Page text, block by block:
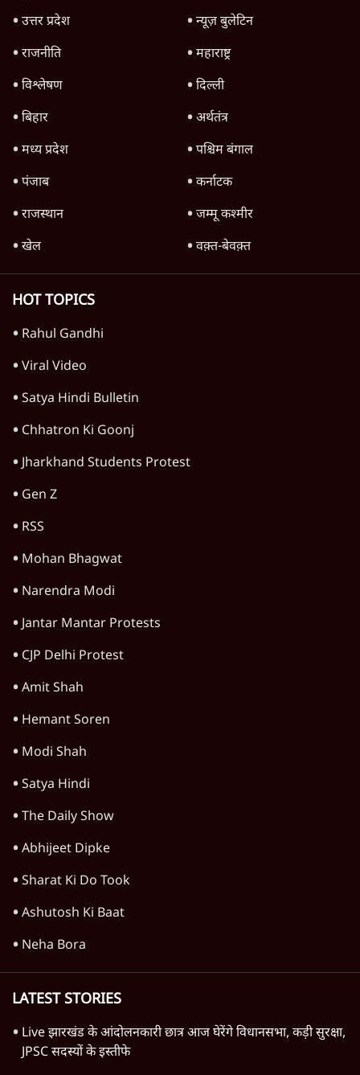
उत्तर प्रदेश
न्यूज़ बुलेटिन
राजनीति
महाराष्ट्र
विश्लेषण
दिल्ली
बिहार
अर्थतंत्र
मध्य प्रदेश
पश्चिम बंगाल
पंजाब
कर्नाटक
राजस्थान
जम्मू कश्मीर
खेल
वक़्त-बेवक़्त
HOT TOPICS
Rahul Gandhi
Viral Video
Satya Hindi Bulletin
Chhatron Ki Goonj
Jharkhand Students Protest
Gen Z
RSS
Mohan Bhagwat
Narendra Modi
Jantar Mantar Protests
CJP Delhi Protest
Amit Shah
Hemant Soren
Modi Shah
Satya Hindi
The Daily Show
Abhijeet Dipke
Sharat Ki Do Took
Ashutosh Ki Baat
Neha Bora
LATEST STORIES
Live झारखंड के आंदोलनकारी छात्र आज घेरेंगे विधानसभा, कड़ी सुरक्षा,
JPSC सदस्यों के इस्तीफे